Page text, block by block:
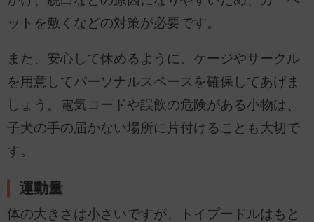
ットを敷くなどの対策が必要です。
また、安心して休めるように、ケージやサークル
を用意してパーソナルスペースを確保してあげま
しょう。電気コードや誤飲の危険がある小物は、
子犬の手の届かない場所に片付けることも大切で
す。
運動量
体の大きさは小さいですが、トイプードルはもと